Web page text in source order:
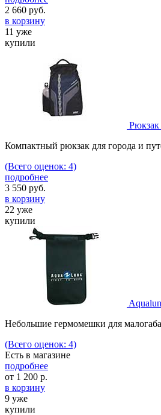
2 660 руб.
в корзину
11 уже
купили
Рюкзак
Компактный рюкзак для города и
(Всего оценок: 4)
подробнее
3 550 руб.
в корзину
22 уже
купили
Небольшие гермомешки для
(Всего оценок: 4)
Есть в магазине
подробнее
от 1 200 р.
в корзину
9 уже
купили